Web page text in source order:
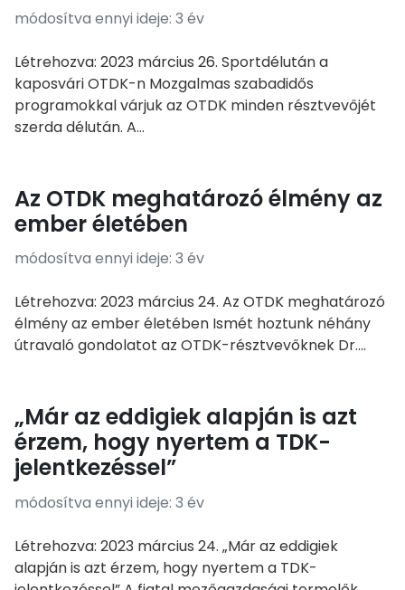
módosítva ennyi ideje: 3 év
Létrehozva: 2023 március 26. Sportdélután a
kaposvári OTDK-n Mozgalmas szabadidős
programokkal várjuk az OTDK minden résztvevőjét
szerda délután. A...
Az OTDK meghatározó élmény az
ember életében
módosítva ennyi ideje: 3 év
Létrehozva: 2023 március 24. Az OTDK meghatározó
élmény az ember életében Ismét hoztunk néhány
útravaló gondolatot az OTDK-résztvevőknek Dr....
„Már az eddigiek alapján is azt
érzem, hogy nyertem a TDK-
jelentkezéssel”
módosítva ennyi ideje: 3 év
Létrehozva: 2023 március 24. „Már az eddigiek
alapján is azt érzem, hogy nyertem a TDK-